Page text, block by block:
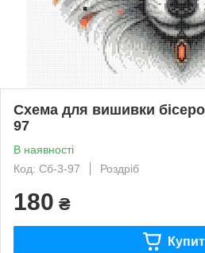
Схема для вишивки
97
В наявності
Код: Сб-3-97
Роздріб
180 ₴